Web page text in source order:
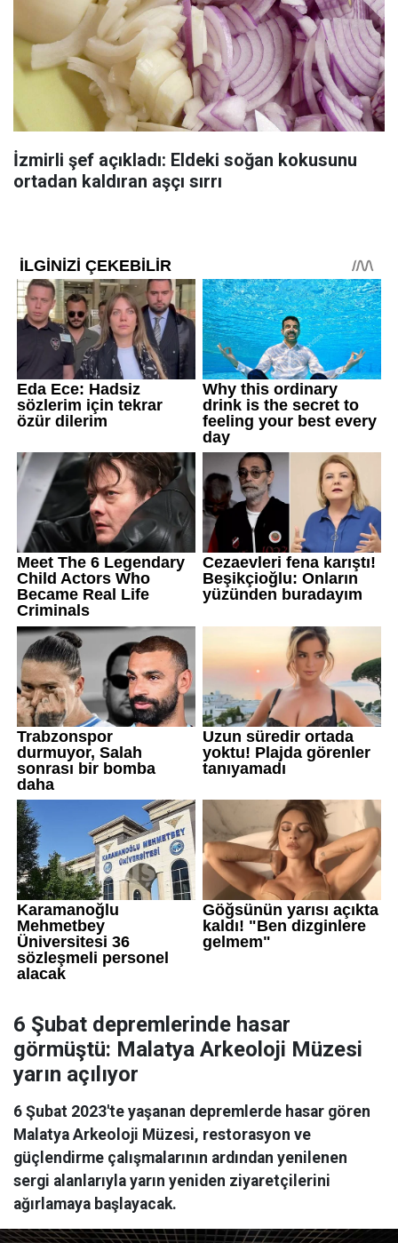
İzmirli şef açıkladı: Eldeki soğan kokusunu
ortadan kaldıran aşçı sırrı
6 Şubat depremlerinde hasar
görmüştü: Malatya Arkeoloji Müzesi
yarın açılıyor
6 Şubat 2023'te yaşanan depremlerde hasar gören
Malatya Arkeoloji Müzesi, restorasyon ve
güçlendirme çalışmalarının ardından yenilenen
sergi alanlarıyla yarın yeniden ziyaretçilerini
ağırlamaya başlayacak.